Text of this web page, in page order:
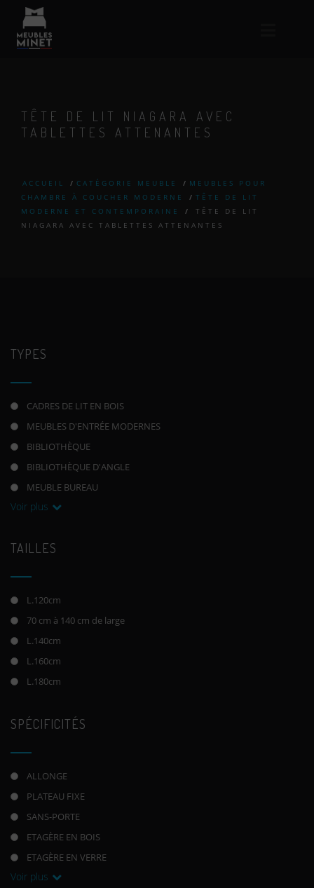
TÊTE DE LIT NIAGARA AVEC
TABLETTES ATTENANTES
ACCUEIL / CATÉGORIE MEUBLE / MEUBLES POUR
CHAMBRE À COUCHER MODERNE
/ TÊTE DE LIT
MODERNE ET CONTEMPORAINE
/
TÊTE DE LIT
NIAGARA AVEC TABLETTES ATTENANTES
TYPES
CADRES DE LIT EN BOIS
MEUBLES D'ENTRÉE MODERNES
BIBLIOTHÈQUE
BIBLIOTHÈQUE D'ANGLE
MEUBLE BUREAU
Voir plus
TAILLES
L.120cm
70 cm à 140 cm de large
L.140cm
L.160cm
L.180cm
SPÉCIFICITÉS
ALLONGE
PLATEAU FIXE
SANS-PORTE
ETAGÈRE EN BOIS
ETAGÈRE EN VERRE
Voir plus